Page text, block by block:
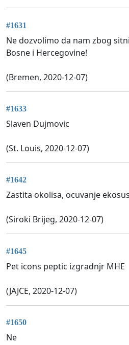
#1631
Ne dozvolimo da nam zbog
Bosne i Hercegovine!
(Bremen, 2020-12-07)
#1633
Slaven Dujmovic
(St. Louis, 2020-12-07)
#1642
Zastita okolisa, ocuvanje
(Siroki Brijeg, 2020-12-07)
#1645
Pet icons peptic izgradnjr MHE
(JAJCE, 2020-12-07)
#1650
Ne